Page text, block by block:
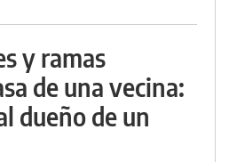
y ramas
de una vecina:
dueño de un